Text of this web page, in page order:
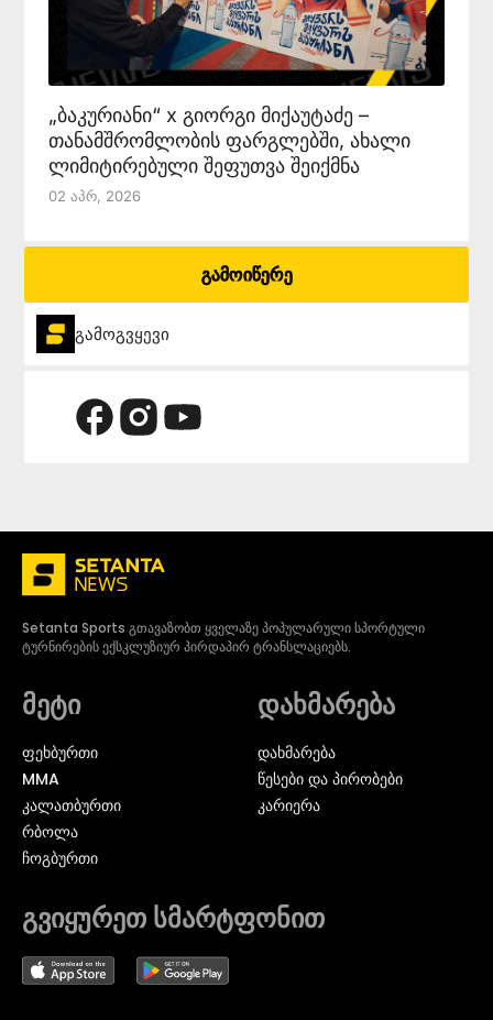
„ბაკურიანი“ x გიორგი მიქაუტაძე –
თანამშრომლობის ფარგლებში, ახალი
ლიმიტირებული შეფუთვა შეიქმნა
02 Აპრ, 2026
გამოიწერე
გამოგვყევი
Setanta Sports გთავაზობთ ყველაზე პოპულარული სპორტული
ტურნირების ექსკლუზიურ პირდაპირ ტრანსლაციებს.
მეტი
ᲤᲔᲮᲑᲣᲠᲗᲘ
MMA
ᲙᲐᲚᲐᲗᲑᲣᲠᲗᲘ
ᲠᲑᲝᲚᲐ
ᲩᲝᲒᲑᲣᲠᲗᲘ
დახმარება
დახმარება
წესები და პირობები
კარიერა
გვიყურეთ სმარტფონით